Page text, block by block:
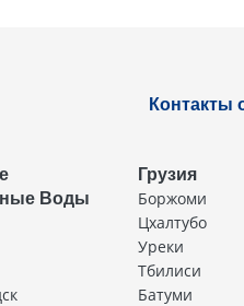
Контакты
Воды
Грузия
Боржоми
Цхалтубо
Уреки
Тбилиси
Батуми